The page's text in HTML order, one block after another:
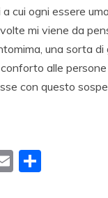
cui ogni essere
mi viene da
una sorta
alle
con questo
E